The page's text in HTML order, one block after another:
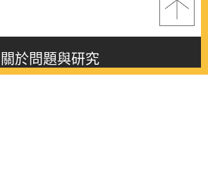
關於問題與研究
About this journal